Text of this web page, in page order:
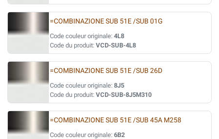
=COMBINAZIONE SUB 51E /SUB 01G
Code couleur originale: 4L8
Code du produit: VCD-SUB-4L8
=COMBINAZIONE SUB 51E /SUB 26D
Code couleur originale: 8J5
Code du produit: VCD-SUB-8J5M310
=COMBINAZIONE SUB 51E /SUB 45A M258
Code couleur originale: 6B2